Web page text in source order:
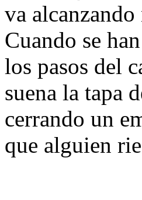
va alcanzando
Cuando se
los pasos del
suena la tapa
cerrando un
que alguien